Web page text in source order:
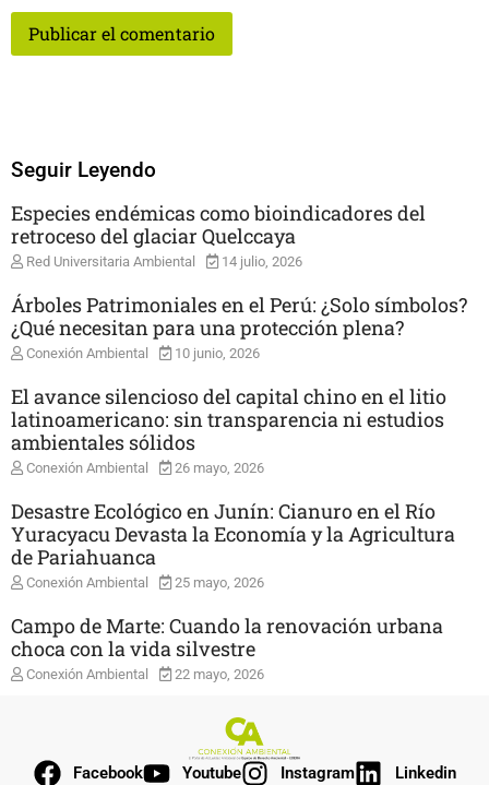
Seguir Leyendo
Especies endémicas como bioindicadores del
retroceso del glaciar Quelccaya
Red Universitaria Ambiental 14 julio, 2026
Árboles Patrimoniales en el Perú: ¿Solo símbolos?
¿Qué necesitan para una protección plena?
Conexión Ambiental 10 junio, 2026
El avance silencioso del capital chino en el litio
latinoamericano: sin transparencia ni estudios
ambientales sólidos
Conexión Ambiental 26 mayo, 2026
Desastre Ecológico en Junín: Cianuro en el Río
Yuracyacu Devasta la Economía y la Agricultura
de Pariahuanca
Conexión Ambiental 25 mayo, 2026
Campo de Marte: Cuando la renovación urbana
choca con la vida silvestre
Conexión Ambiental 22 mayo, 2026
Facebook Youtube Instagram Linkedin